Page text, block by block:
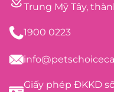
Trung Mỹ Tây,
1900 0223
Giấy phép ĐKKD